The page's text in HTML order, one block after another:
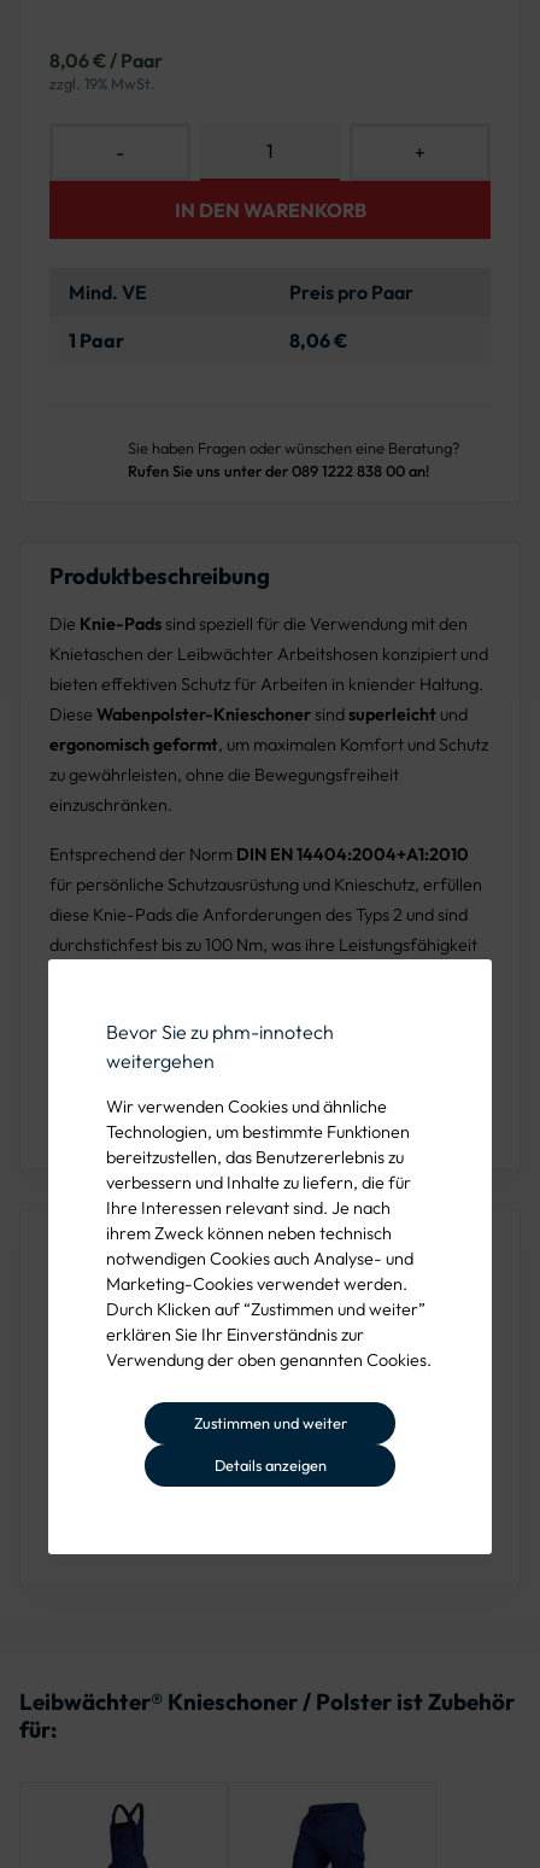
Bevor Sie zu phm-innotech
weitergehen
Wir verwenden Cookies und ähnliche
Technologien, um bestimmte Funktionen
bereitzustellen, das Benutzererlebnis zu
verbessern und Inhalte zu liefern, die für
Ihre Interessen relevant sind. Je nach
ihrem Zweck können neben technisch
notwendigen Cookies auch Analyse- und
Marketing-Cookies verwendet werden.
Durch Klicken auf “Zustimmen und weiter”
erklären Sie Ihr Einverständnis zur
Verwendung der oben genannten Cookies.
Zustimmen und weiter
Details anzeigen
8,06 € / Paar
zzgl. 19% MwSt.
- +
IN DEN WARENKORB
Mind. VE
Preis pro Paar
1 Paar
8,06 €
Sie haben Fragen oder wünschen eine Beratung?
Rufen Sie uns unter der 089 1222 838 00 an!
Produktbeschreibung
Die Knie-Pads sind speziell für die Verwendung mit den
Knietaschen der Leibwächter Arbeitshosen konzipiert und
bieten effektiven Schutz für Arbeiten in kniender Haltung.
Diese Wabenpolster-Knieschoner sind superleicht und
ergonomisch geformt, um maximalen Komfort und Schutz
zu gewährleisten, ohne die Bewegungsfreiheit
einzuschränken.
Entsprechend der Norm DIN EN 14404:2004+A1:2010
für persönliche Schutzausrüstung und Knieschutz, erfüllen
diese Knie-Pads die Anforderungen des Typs 2 und sind
durchstichfest bis zu 100 Nm, was ihre Leistungsfähigkeit
Gefertigt aus100% Ethylenvinylacetat (EVA)
Sandwich-Konstruktion für zusätzliche Haltbarkeit und
haben die Abmessungen240 x 166 x 18 mm.
Produkteigenschaften
MATERIAL
100% Ethylenvinylacetat (Sandwich HE + EVA + HE)
240 x 166 x 18mm
LEISTUNGSSTUFE
1 - durchstichfest bis 100 Nm
Leibwächter® Knieschoner / Polster ist Zubehör
für: